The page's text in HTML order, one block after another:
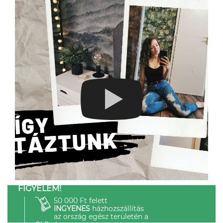
FIGYELEM!
50 000 Ft felett
INGYENESházhozszállítás
az ország egész területén a